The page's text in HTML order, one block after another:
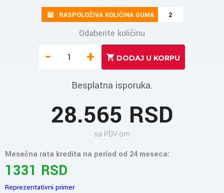
RASPOLOŽIVA KOLIČINA GUMA 2
Odaberite količinu
- +
Besplatna isporuka.
28.565 RSD
sa PDV-om
Mesečna rata kredita na period od 24 meseca:
1331 RSD
Reprezentativni primer